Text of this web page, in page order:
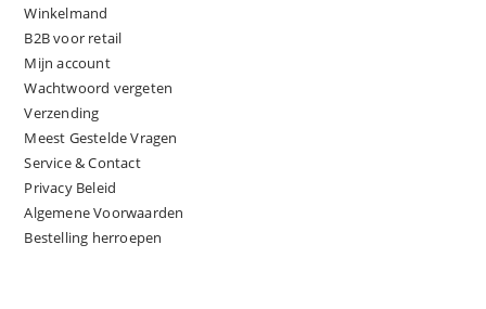
Winkelmand
B2B voor retail
Mijn account
Wachtwoord vergeten
Verzending
Meest Gestelde Vragen
Service & Contact
Privacy Beleid
Algemene Voorwaarden
Bestelling herroepen